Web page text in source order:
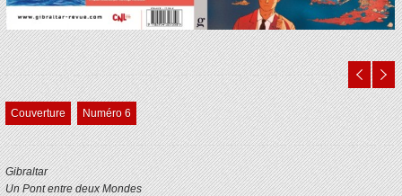
Couverture Numéro 6
Gibraltar
Un Pont entre deux Mondes